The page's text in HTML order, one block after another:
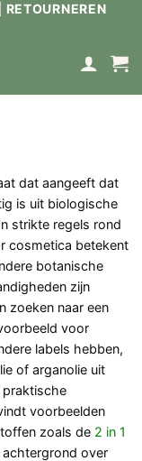
dat aangeeft dat
is uit biologische
strikte regels rond
cosmetica betekent
botanische
zijn
zoeken naar een
voor
labels hebben,
of arganolie uit
praktische
voorbeelden
zoals de 2 in 1
over